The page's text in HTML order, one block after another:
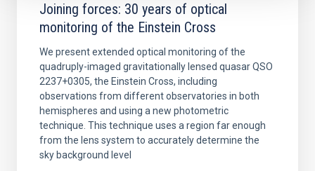
Joining forces: 30 years of optical
monitoring of the Einstein Cross
We present extended optical monitoring of the
quadruply-imaged gravitationally lensed quasar QSO
2237+0305, the Einstein Cross, including
observations from different observatories in both
hemispheres and using a new photometric
technique. This technique uses a region far enough
from the lens system to accurately determine the
sky background level